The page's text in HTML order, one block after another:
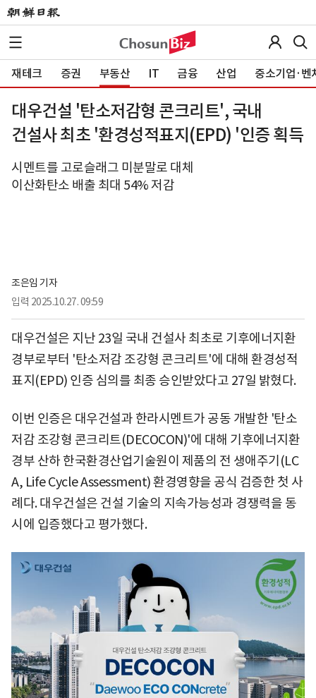
재테크 증권 부동산 IT 금융 산업 중소기업·벤
대우건설 '탄소저감형 콘크리트', 국내
건설사 최초 '환경성적표지(EPD) '인증 획득
시멘트를 고로슬래그 미분말로 대체
이산화탄소 배출 최대 54% 저감
조은임 기자
입력 2025.10.27. 09:59
대우건설은 지난 23일 국내 건설사 최초로 기후에너지환
경부로부터 '탄소저감 조강형 콘크리트'에 대해 환경성적
표지(EPD) 인증 심의를 최종 승인받았다고 27일 밝혔다.
이번 인증은 대우건설과 한라시멘트가 공동 개발한 '탄소
저감 조강형 콘크리트(DECOCON)'에 대해 기후에너지환
경부 산하 한국환경산업기술원이 제품의 전 생애주기(LC
A, Life Cycle Assessment) 환경영향을 공식 검증한 첫 사
례다. 대우건설은 건설 기술의 지속가능성과 경쟁력을 동
시에 입증했다고 평가했다.